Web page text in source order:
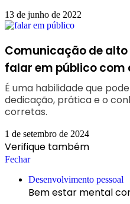
13 de junho de 2022
Comunicação de
falar em público
É uma habilidade que
dedicação, prática e o
corretas.
1 de setembro de 2024
Verifique também
Fechar
Desenvolvimento pessoal
Bem estar mental